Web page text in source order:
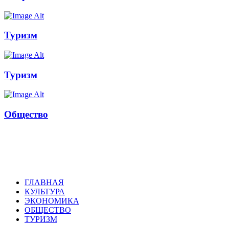
Туризм
Туризм
Общество
ГЛАВНАЯ
КУЛЬТУРА
ЭКОНОМИКА
ОБЩЕСТВО
ТУРИЗМ